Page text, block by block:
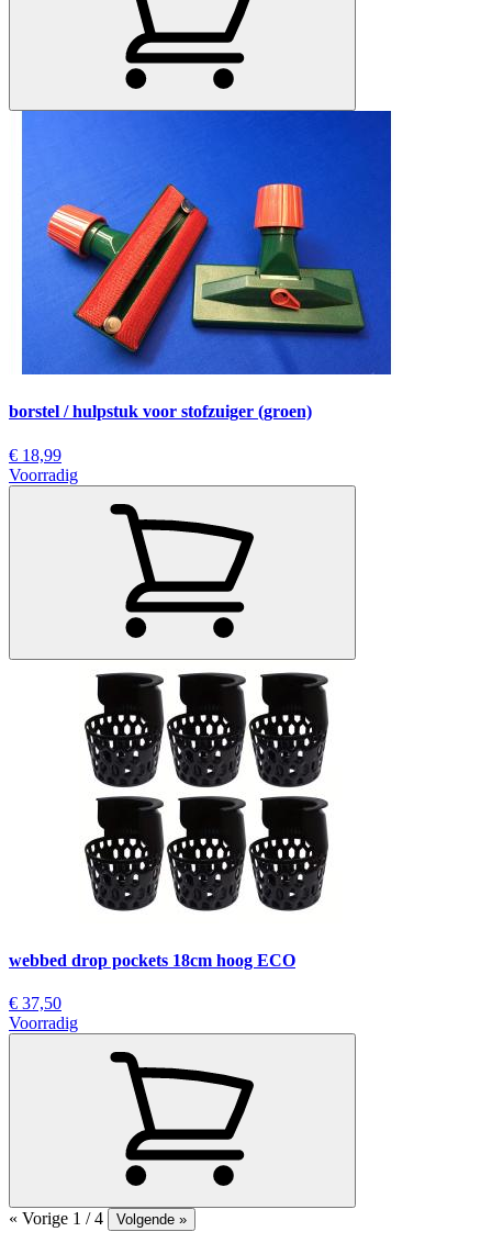
borstel / hulpstuk voor stofzuiger (groen)
€ 18,99
Voorradig
webbed drop pockets 18cm hoog ECO
€ 37,50
Voorradig
« Vorige 1 / 4 Volgende »